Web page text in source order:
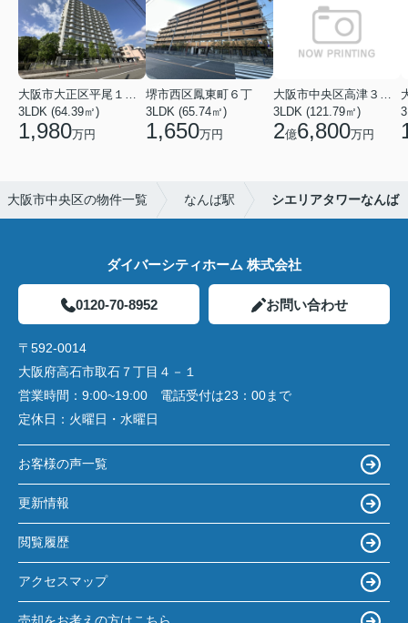
3LDK (64.39㎡)
1,980万円
堺市西区鳳東町６丁
3LDK (65.74㎡)
1,650万円
3LDK (121.79㎡)
2億6,800万円
大阪市中央区の物件一覧 なんば駅 シエリアタワーなんば
ダイバーシティホーム 株式会社
0120-70-8952 お問い合わせ
〒592-0014
大阪府高石市取石７丁目４－１
営業時間： 9:00~19:00 電話受付は23：00まで
定休日： 火曜日・水曜日
お客様の声一覧
更新情報
閲覧履歴
アクセスマップ